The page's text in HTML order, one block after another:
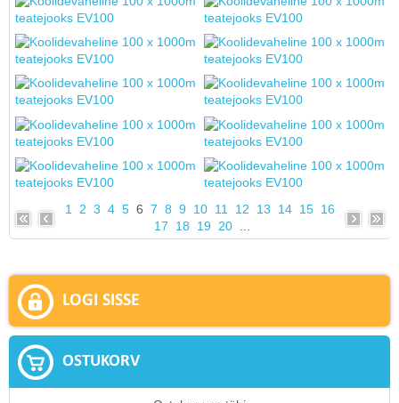
1 2 3 4 5 6 7 8 9 10 11 12 13 14 15 16
17
18 19 20...
LOGI SISSE
OSTUKORV